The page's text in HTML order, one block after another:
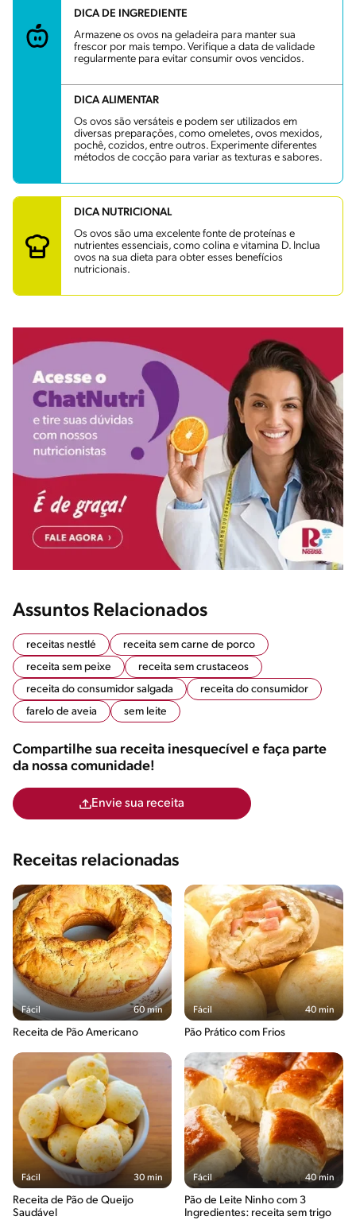
DICA DE INGREDIENTE
Armazene os ovos na geladeira para manter sua
frescor por mais tempo. Verifique a data de validade
regularmente para evitar consumir ovos vencidos.
DICA ALIMENTAR
Os ovos são versáteis e podem ser utilizados em
diversas preparações, como omeletes, ovos mexidos,
pochê, cozidos, entre outros. Experimente diferentes
métodos de cocção para variar as texturas e sabores.
DICA NUTRICIONAL
Os ovos são uma excelente fonte de proteínas e
nutrientes essenciais, como colina e vitamina D. Inclua
ovos na sua dieta para obter esses benefícios
nutricionais.
Assuntos Relacionados
receitas nestlé
receita sem carne de porco
receita sem peixe
receita sem crustaceos
receita do consumidor salgada
receita do consumidor
farelo de aveia
sem leite
Compartilhe sua receita inesquecível e faça parte
da nossa comunidade!
Envie sua receita
Receitas relacionadas
Fácil 60 min
Receita de Pão Americano
Fácil 40 min
Pão Prático com Frios
Fácil 30 min
Receita de Pão de Queijo
Saudável
Fácil 40 min
Pão de Leite Ninho com 3
Ingredientes: receita sem trigo